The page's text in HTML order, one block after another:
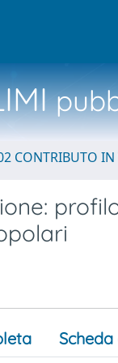
CONTRIBUTO